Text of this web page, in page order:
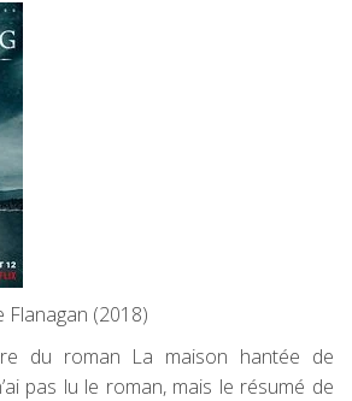
Flanagan (2018)
du roman La maison hantée de
pas lu le roman, mais le résumé de